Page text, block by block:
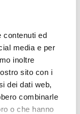
contenuti ed
media e per
inoltre
sito con i
dei dati web,
combinarle
o che hanno
la Scozia
di 37-17
primi sette
partite (con
l’Italia,
vince la prima
del 6 Nazioni,